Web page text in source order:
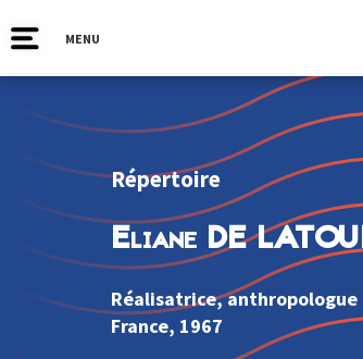
MENU
Répertoire
Eliane DE
Réalisatrice, anthropologue
France, 1967